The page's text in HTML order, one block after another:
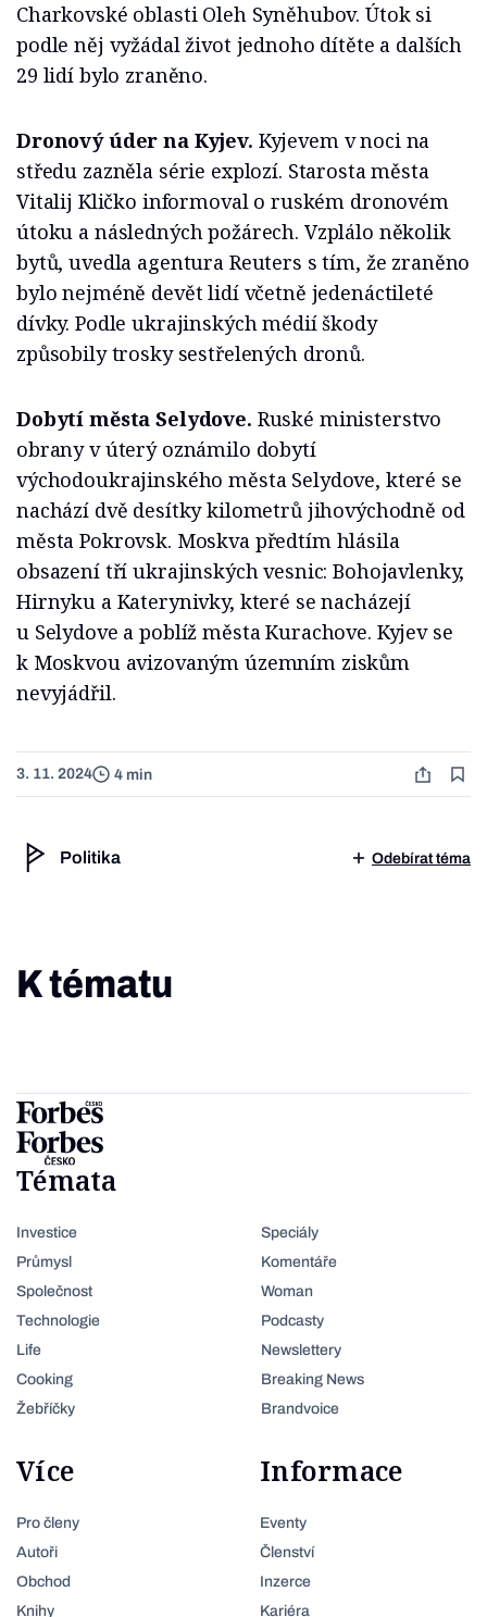
Charkovské oblasti Oleh Syněhubov. Útok si
podle něj vyžádal život jednoho dítěte a dalších
29 lidí bylo zraněno.
Dronový úder na Kyjev. Kyjevem v noci na
středu zazněla série explozí. Starosta města
Vitalij Kličko informoval o ruském dronovém
útoku a následných požárech. Vzplálo několik
bytů, uvedla agentura Reuters s tím, že zraněno
bylo nejméně devět lidí včetně jedenáctileté
dívky. Podle ukrajinských médií škody
způsobily trosky sestřelených dronů.
Dobytí města Selydove. Ruské ministerstvo
obrany v úterý oznámilo dobytí
východoukrajinského města Selydove, které se
nachází dvě desítky kilometrů jihovýchodně od
města Pokrovsk. Moskva předtím hlásila
obsazení tří ukrajinských vesnic: Bohojavlenky,
Hirnyku a Katerynivky, které se nacházejí
u Selydove a poblíž města Kurachove. Kyjev se
k Moskvou avizovaným územním ziskům
nevyjádřil.
3. 11. 2024 4 min
Politika Odebírat téma
K tématu
Témata
Investice
Průmysl
Společnost
Technologie
Life
Cooking
Žebříčky
Speciály
Komentáře
Woman
Podcasty
Newslettery
Breaking News
Brandvoice
Více
Pro členy
Autoři
Obchod
Knihy
Informace
Eventy
Členství
Inzerce
Kariéra